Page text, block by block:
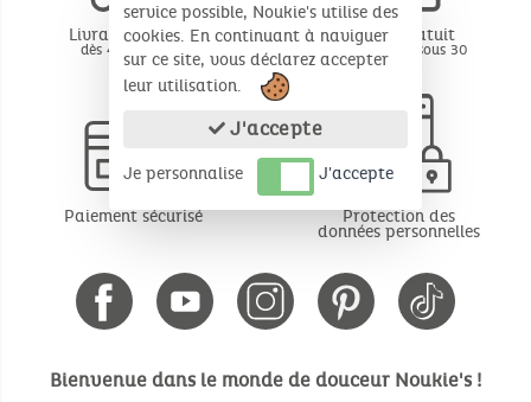
Livraison offerte
dès 49€ d'achat
Retour gratuit
BE - FR - LU sous 30
jours*
Paiement sécurisé Protection des
données personnelles
Bienvenue dans le monde de douceur Noukie's !
service possible, Noukie's utilise des
cookies. En continuant à naviguer
sur ce site, vous déclarez accepter
leur utilisation.
J'accepte
Je personnalise J'accepte